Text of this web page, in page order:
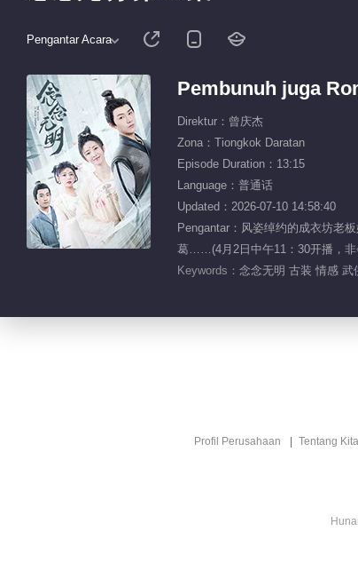
Pengantar Acara
Pembunuh juga
Direktur：曾庆杰
Zona：Tiongkok Daratan
Episode Duration：13:15
Language：普通话
Updated：2026-07-10 14:58:40
Pengantar：风姿绰约的成衣坊老
葛……(4月2日中午11：30开播，非
Keywords： 念念无明 古装 情感
Profil Perusahaan Tentang Kita